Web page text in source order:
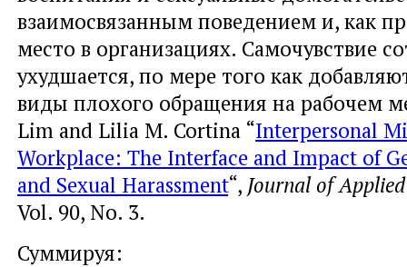
взаимосвязанным поведением и, как
место в организациях. Самочувствие
ухудшается, по мере того как
виды плохого обращения на рабочем
Lim and Lilia M. Cortina “Interpersonal
Workplace: The Interface and Impact of
and Sexual Harassment“, Journal of
Vol. 90, No. 3.
Суммируя: